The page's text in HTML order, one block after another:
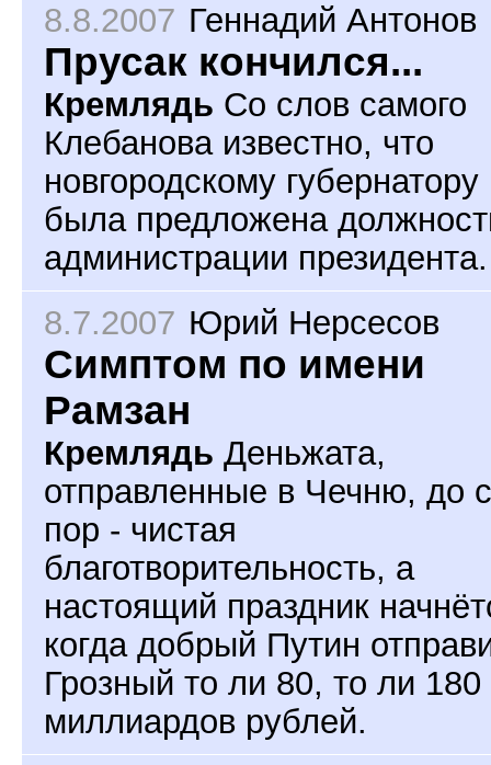
8.8.2007 Геннадий Антонов
Прусак кончился...
Кремлядь Со слов самого
Клебанова известно, что
новгородскому губернатору
была предложена
администрации президента.
8.7.2007 Юрий Нерсесов
Симптом по имени
Рамзан
Кремлядь Деньжата,
отправленные в Чечню, до
пор - чистая
благотворительность, а
настоящий праздник
когда добрый Путин
Грозный то ли 80, то ли 180
миллиардов рублей.